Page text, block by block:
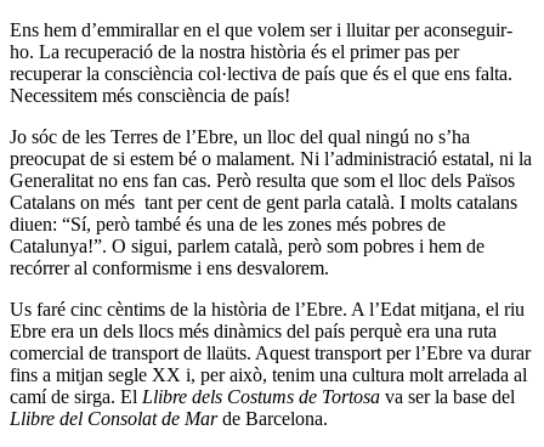
Ens hem d’emmirallar en el que volem ser i lluitar per aconseguir-
ho. La recuperació de la nostra història és el primer pas per
recuperar la consciència col·lectiva de país que és el que ens falta.
Necessitem més consciència de país!
Jo sóc de les Terres de l’Ebre, un lloc del qual ningú no s’ha
preocupat de si estem bé o malament. Ni l’administració estatal, ni la
Generalitat no ens fan cas. Però resulta que som el lloc dels Països
Catalans on més tant per cent de gent parla català. I molts catalans
diuen: “Sí, però també és una de les zones més pobres de
Catalunya!”. O sigui, parlem català, però som pobres i hem de
recórrer al conformisme i ens desvalorem.
Us faré cinc cèntims de la història de l’Ebre. A l’Edat mitjana, el riu
Ebre era un dels llocs més dinàmics del país perquè era una ruta
comercial de transport de llaüts. Aquest transport per l’Ebre va durar
fins a mitjan segle XX i, per això, tenim una cultura molt arrelada al
camí de sirga. El Llibre dels Costums de Tortosa va ser la base del
Llibre del Consolat de Marde Barcelona.